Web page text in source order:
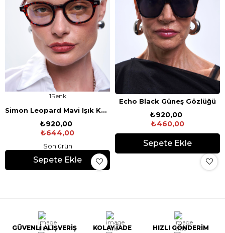
1
Simon Leopard Mavi Işık Koruyucu Gözlük
₺644,00
₺920,00
Sepete Ekle
Son ürün
Echo Black Güneş Gözlüğü
₺460,00
₺920,00
Sepete Ekle
GÜVENLİ ALIŞVERİŞ KOLAY İADE HIZLI GÖNDERİM